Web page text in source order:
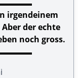
irgendeinem
der echte
noch gross.